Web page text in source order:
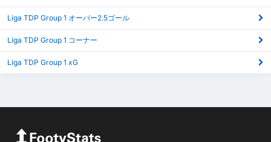
Liga TDP Group 1 オーバー2.5ゴール
Liga TDP Group 1 コーナー
Liga TDP Group 1 xG